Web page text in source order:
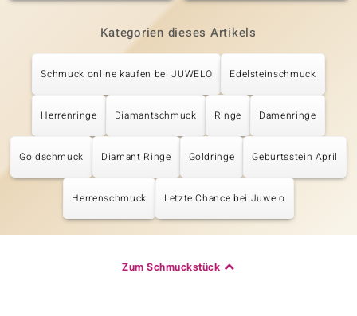
Kategorien dieses Artikels
Schmuck online kaufen bei JUWELO Edelsteinschmuck
Herrenringe Diamantschmuck Ringe Damenringe
Goldschmuck Diamant Ringe Goldringe Geburtsstein April
Herrenschmuck Letzte Chance bei Juwelo
Zum Schmuckstück